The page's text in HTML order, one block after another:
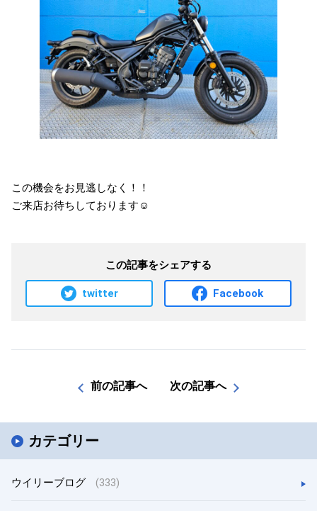
カテゴリー
ウイリーブログ (333)
この機会をお見逃しなく！！
ご来店お待ちしております☺️
この記事をシェアする
twitter Facebook
前の記事へ 次の記事へ